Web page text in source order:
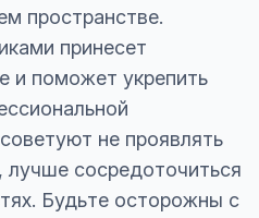
пространстве.
принесет
и поможет укрепить
не проявлять
лучше сосредоточиться
Будьте осторожны с